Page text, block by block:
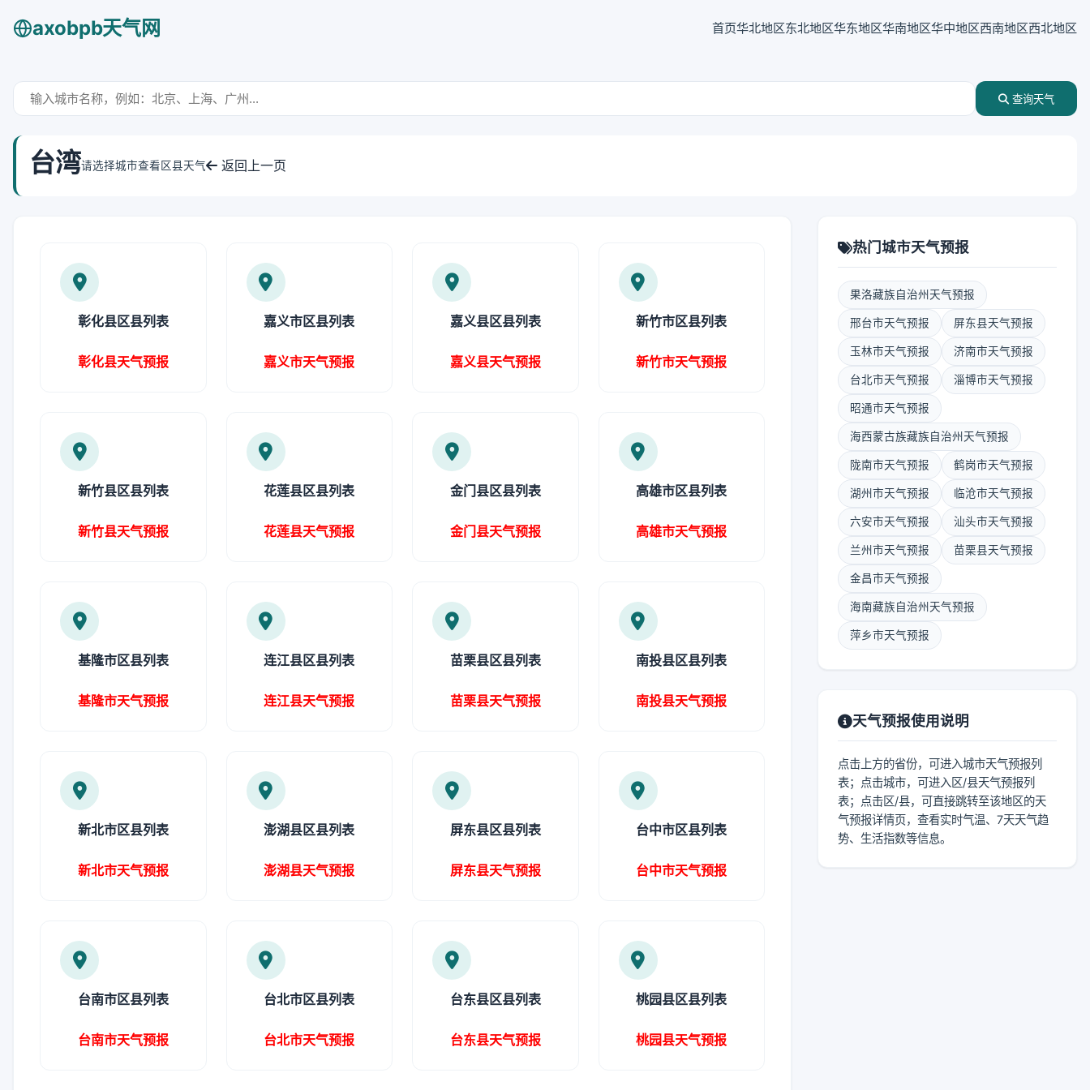
axobpb天气网 首页华北地区东北地区华东地区华南地区华中地区西南地区西北地区
查询天气
台湾请选择城市查看区县天气 返回上一页
彰化县区县列表
彰化县天气预报
嘉义市区县列表
嘉义市天气预报
嘉义县区县列表
嘉义县天气预报
新竹市区县列表
新竹市天气预报
新竹县区县列表
新竹县天气预报
花莲县区县列表
花莲县天气预报
金门县区县列表
金门县天气预报
高雄市区县列表
高雄市天气预报
基隆市区县列表
基隆市天气预报
连江县区县列表
连江县天气预报
苗栗县区县列表
苗栗县天气预报
南投县区县列表
南投县天气预报
新北市区县列表
新北市天气预报
澎湖县区县列表
澎湖县天气预报
屏东县区县列表
屏东县天气预报
台中市区县列表
台中市天气预报
台南市区县列表
台南市天气预报
台北市区县列表
台北市天气预报
台东县区县列表
台东县天气预报
桃园县区县列表
桃园县天气预报
热门城市天气预报
果洛藏族自治州天气预报
邢台市天气预报 屏东县天气预报
玉林市天气预报 济南市天气预报
台北市天气预报 淄博市天气预报
昭通市天气预报
海西蒙古族藏族自治州天气预报
陇南市天气预报 鹤岗市天气预报
湖州市天气预报 临沧市天气预报
六安市天气预报 汕头市天气预报
兰州市天气预报 苗栗县天气预报
金昌市天气预报
海南藏族自治州天气预报
萍乡市天气预报
天气预报使用说明
点击上方的省份，可进入城市天气预报列
表；点击城市，可进入区/县天气预报列
表；点击区/县，可直接跳转至该地区的天
气预报详情页，查看实时气温、7天天气趋
势、生活指数等信息。